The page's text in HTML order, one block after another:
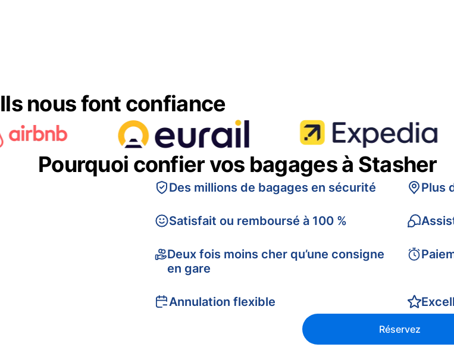
Ils nous font confiance
Pourquoi confier vos bagages à Stasher
Des millions de bagages en sécurité
Satisfait ou remboursé à 100 %
Deux fois moins cher qu’une consigne
en gare
Annulation flexible
Plus
Réservez